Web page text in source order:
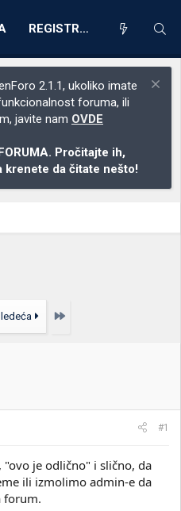
REGISTRACIJA
2.1.1, ukoliko imate
foruma, ili
javite nam OVDE
Pročitajte ih,
krenete da čitate nešto!
Poslednja
#1
je odlično" i slično, da
ili izmolimo admin-e da
forum.